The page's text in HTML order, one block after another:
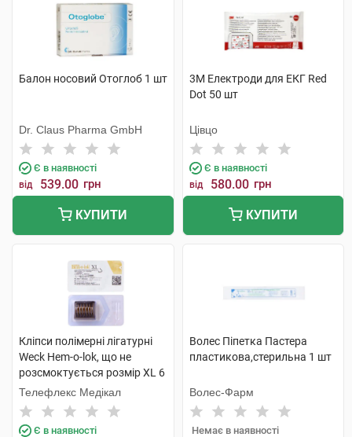
Балон носовий Отоглоб 1 шт
Dr. Claus Pharma GmbH
Є в наявності
від 539.00 грн
КУПИТИ
3M Електроди для ЕКГ Red
Dot 50 шт
Цівцо
Є в наявності
від 580.00 грн
КУПИТИ
Кліпси полімерні лігатурні
Weck Hem-o-lok, що не
розсмоктується розмір XL 6
шт
Телефлекс Медікал
Є в наявності
Волес Піпетка Пастера
пластикова,стерильна 1 шт
Волес-Фарм
Немає в наявності